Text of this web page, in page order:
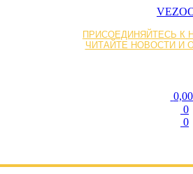
ПРИСОЕДИНЯЙТЕСЬ К
ЧИТАЙТЕ НОВОСТИ И
0
0